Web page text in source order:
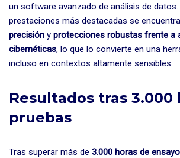
un software avanzado de análisis de datos.
prestaciones más destacadas se
precisión y protecciones robustas frente a
cibernéticas, lo que lo convierte en una
incluso en contextos altamente sensibles.
Resultados tras 3.000
pruebas
Tras superar más de 3.000 horas de